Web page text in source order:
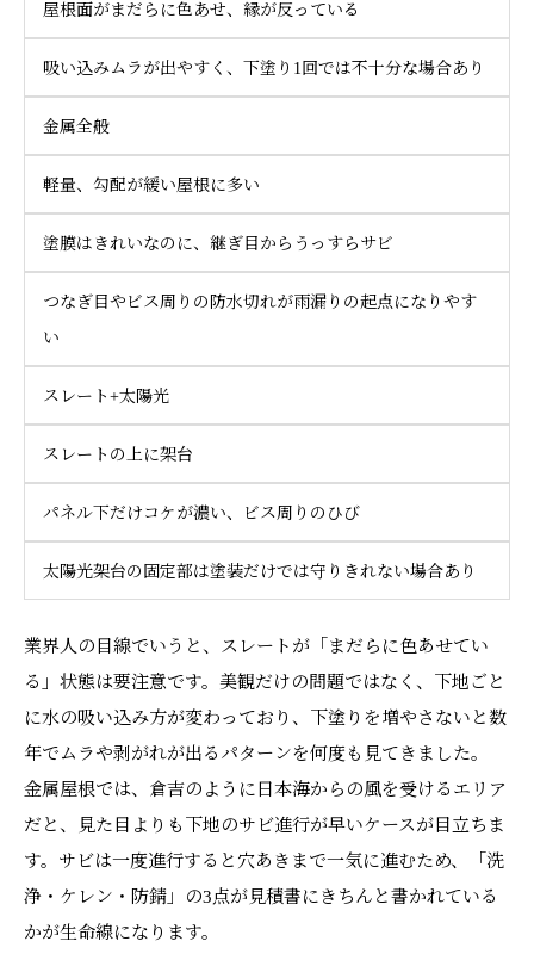
屋根面がまだらに色あせ、縁が反っている
吸い込みムラが出やすく、下塗り1回では不十分な場合あり
金属全般
軽量、勾配が緩い屋根に多い
塗膜はきれいなのに、継ぎ目からうっすらサビ
つなぎ目やビス周りの防水切れが雨漏りの起点になりやす
い
スレート+太陽光
スレートの上に架台
パネル下だけコケが濃い、ビス周りのひび
太陽光架台の固定部は塗装だけでは守りきれない場合あり
業界人の目線でいうと、スレートが「まだらに色あせてい
る」状態は要注意です。美観だけの問題ではなく、下地ごと
に水の吸い込み方が変わっており、下塗りを増やさないと数
年でムラや剥がれが出るパターンを何度も見てきました。
金属屋根では、倉吉のように日本海からの風を受けるエリア
だと、見た目よりも下地のサビ進行が早いケースが目立ちま
す。サビは一度進行すると穴あきまで一気に進むため、「洗
浄・ケレン・防錆」の3点が見積書にきちんと書かれている
かが生命線になります。